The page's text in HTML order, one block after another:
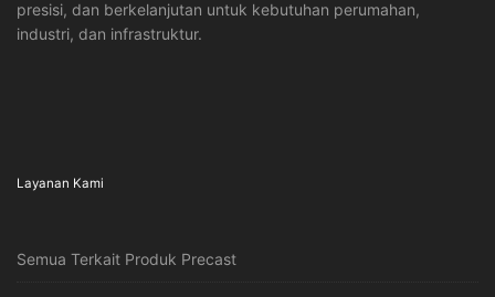
presisi, dan berkelanjutan untuk kebutuhan perumahan,
industri, dan infrastruktur.
Layanan Kami
Semua Terkait Produk Precast